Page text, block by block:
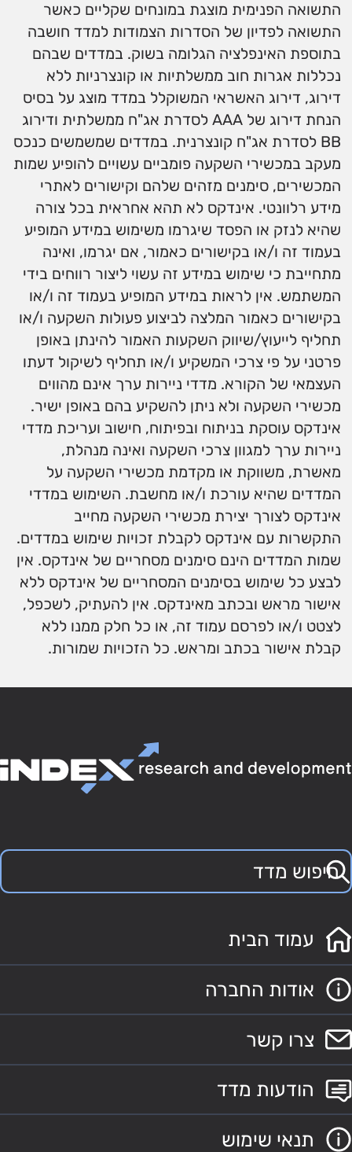
התשואה הפנימית מוצגת במונחים שקליים כאשר
התשואה לפדיון של הסדרות הצמודות למדד חושבה
בתוספת האינפלציה הגלומה בשוק. במדדים שבהם
נכללות אגרות חוב ממשלתיות או קונצרניות ללא
דירוג, דירוג האשראי המשוקלל במדד מוצג על בסיס
הנחת דירוג של AAA לסדרת אג"ח ממשלתית ודירוג
BB לסדרת אג"ח קונצרנית. במדדים שמשמשים כנכס
מעקב במכשירי השקעה פומביים עשויים להופיע שמות
המכשירים, סימנים מזהים שלהם וקישורים לאתרי
מידע רלוונטי. אינדקס לא תהא אחראית בכל צורה
שהיא לנזק או הפסד שיגרמו משימוש במידע המופיע
בעמוד זה ו/או בקישורים כאמור, אם יגרמו, ואינה
מתחייבת כי שימוש במידע זה עשוי ליצור רווחים בידי
המשתמש. אין לראות במידע המופיע בעמוד זה ו/או
בקישורים כאמור המלצה לביצוע פעולות השקעה ו/או
תחליף לייעוץ/שיווק השקעות האמור להינתן באופן
פרטני על פי צרכי המשקיע ו/או תחליף לשיקול דעתו
העצמאי של הקורא. מדדי ניירות ערך אינם מהווים
מכשירי השקעה ולא ניתן להשקיע בהם באופן ישיר.
אינדקס עוסקת בניתוח ובפיתוח, חישוב ועריכת מדדי
ניירות ערך למגוון צרכי השקעה ואינה מנהלת,
מאשרת, משווקת או מקדמת מכשירי השקעה על
המדדים שהיא עורכת ו/או מחשבת. השימוש במדדי
אינדקס לצורך יצירת מכשירי השקעה מחייב
התקשרות עם אינדקס לקבלת זכויות שימוש במדדים.
שמות המדדים הינם סימנים מסחריים של אינדקס. אין
לבצע כל שימוש בסימנים המסחריים של אינדקס ללא
אישור מראש ובכתב מאינדקס. אין להעתיק, לשכפל,
לצטט ו/או לפרסם עמוד זה, או כל חלק ממנו ללא
קבלת אישור בכתב ומראש. כל הזכויות שמורות.
עמוד הבית
אודות החברה
צרו קשר
הודעות מדד
תנאי שימוש